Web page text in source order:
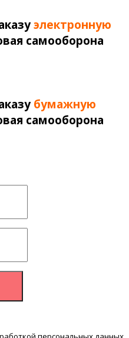
электронную
самооборона
бумажную
самооборона